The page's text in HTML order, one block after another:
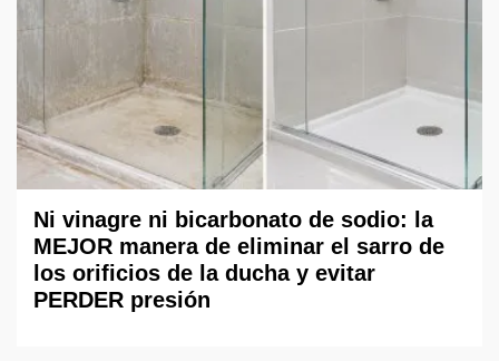
Ni vinagre ni bicarbonato de sodio: la
MEJOR manera de eliminar el sarro de
los orificios de la ducha y evitar
PERDER presión